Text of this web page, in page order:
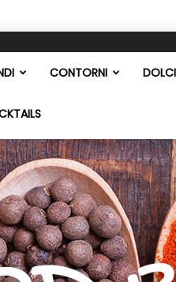
CONTORNI DOLCI